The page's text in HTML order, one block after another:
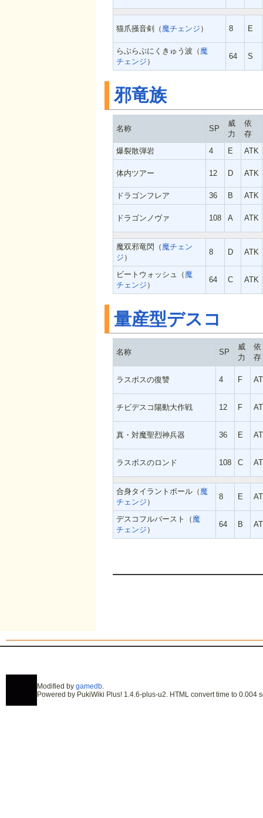
猫爪掻音剣（ 魔チェンジ ） 8 E
らぶらぶにくきゅう波（ 魔
チェンジ ）
64 S
邪竜族
名称 SP
威
力
依
存
爆裂散弾岩
4 E ATK
体内ツアー 12 D ATK
ドラゴンフレア 36 B ATK
ドラゴンノヴァ 108 A ATK
魔双邪竜閃（ 魔チェン
ジ ）
8 D ATK
ビートウォッシュ（ 魔
チェンジ ）
64 C ATK
量産型デスコ
名称 SP
威
力
依
存
ラスボスの復讐 4 F
チビデスコ陽動大作戦 12 F
真・対魔聖烈神兵器 36 E
ラスボスのロンド 108 C
合身タイラントボール（ 魔
チェンジ ）
8 E
デスコフルバースト（ 魔
チェンジ ）
64 B
Modified by gamedb.
Powered by PukiWiki Plus! 1.4.6-plus-u2. HTML convert time to 0.004